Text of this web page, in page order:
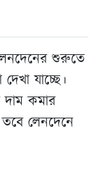
শুরুতে
যাচ্ছে।
দাম কমার
লেনদেনে